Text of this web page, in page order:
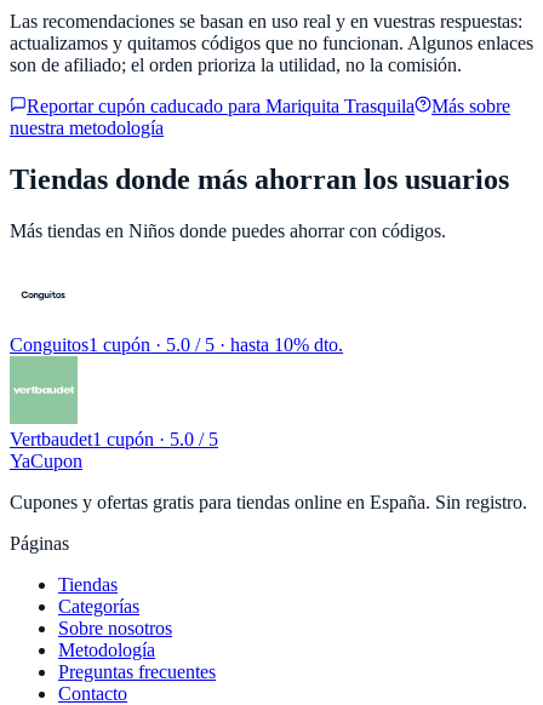
Las recomendaciones se basan en uso real y en vuestras respuestas:
actualizamos y quitamos códigos que no funcionan. Algunos enlaces
son de afiliado; el orden prioriza la utilidad, no la comisión.
Reportar cupón caducado para Mariquita Trasquila
Más sobre
nuestra metodología
Tiendas donde más ahorran los usuarios
Más tiendas en Niños donde puedes ahorrar con códigos.
Conguitos1 cupón · 5.0 / 5 · hasta 10% dto.
Vertbaudet1 cupón · 5.0 / 5
YaCupon
Cupones y ofertas gratis para tiendas online en España. Sin registro.
Páginas
Tiendas
Categorías
Sobre nosotros
Metodología
Preguntas frecuentes
Contacto